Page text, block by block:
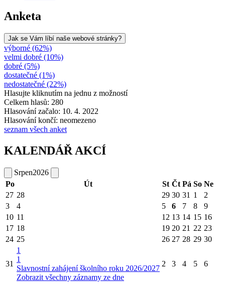
Anketa
Jak se Vám líbí naše webové stránky?
výborné (62%)
velmi dobré (10%)
dobré (5%)
dostatečné (1%)
nedostatečné (22%)
Hlasujte kliknutím na jednu z možností
Celkem hlasů: 280
Hlasování začalo: 10. 4. 2022
Hlasování končí: neomezeno
seznam všech anket
KALENDÁŘ AKCÍ
Srpen2026
Po
Út St Čt Pá So Ne
27 28 29 30 31 1
2
3
4 5 6 7 8
9
10 11 12 13 14 15 16
17 18 19 20 21 22 23
24 25 26 27 28 29 30
31
1
1
Slavnostní zahájení školního roku 2026/2027
Zobrazit všechny záznamy ze dne
2 3 4 5 6